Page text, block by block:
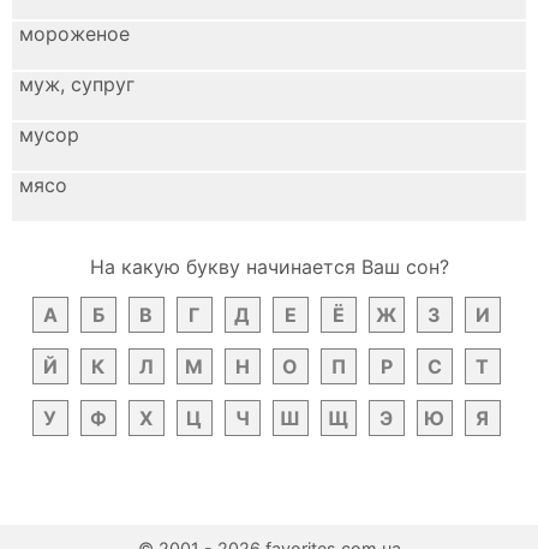
мороженое
муж, супруг
мусор
мясо
На какую букву начинается Ваш сон?
А
Б В Г Д Е Ё Ж З И
Й К Л М Н О П Р С Т
У Ф Х Ц Ч Ш Щ Э Ю Я